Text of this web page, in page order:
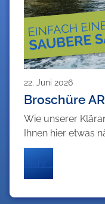
22. Juni 2026
Broschüre
Wie unserer
Ihnen hier etwas
Mehr …